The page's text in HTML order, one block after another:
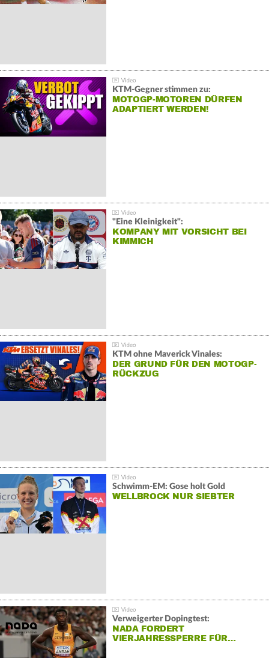
KTM-Gegner stimmen zu:
MOTOGP-MOTOREN DÜRFEN
ADAPTIERT WERDEN!
"Eine Kleinigkeit":
KOMPANY MIT VORSICHT BEI
KIMMICH
KTM ohne Maverick Vinales:
DER GRUND FÜR DEN MOTOGP-
RÜCKZUG
Schwimm-EM: Gose holt Gold
WELLBROCK NUR SIEBTER
Verweigerter Dopingtest:
NADA FORDERT
VIERJAHRESSPERRE FÜR…